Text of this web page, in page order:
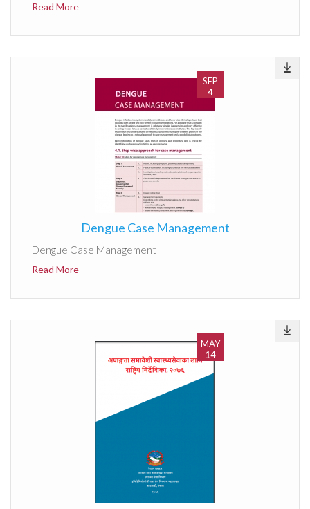
Read More
SEP
4
Dengue Case Management
Dengue Case Management
Read More
MAY
14